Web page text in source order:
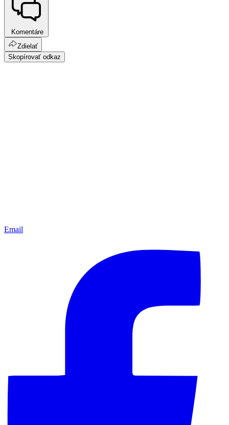
Komentáre
Zdielať
Skopírovať odkaz
Email